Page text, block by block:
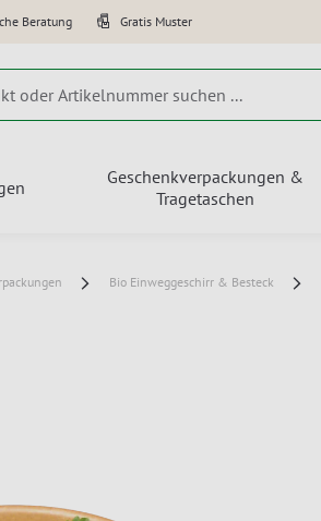
Beratung Gratis Muster
Geschenkverpackungen &
Tragetaschen
Bio Einweggeschirr & Besteck